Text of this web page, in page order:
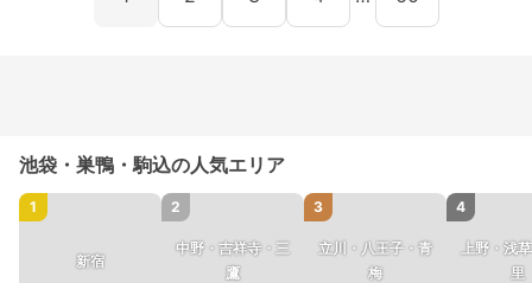
池袋・巣鴨・駒込の人気エリア
1
新宿
2
中野・吉祥寺・三
鷹
3
立川・八王子・青
梅
4
上野・浅
里